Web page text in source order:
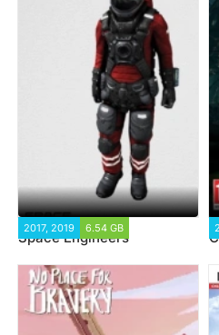
2017, 2019 6.54 GB
Space Engineers